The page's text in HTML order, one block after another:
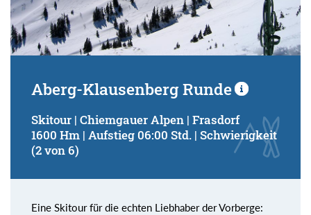
Aberg-Klausenberg Runde
Skitour | Chiemgauer Alpen | Frasdorf
1600 Hm | Aufstieg 06:00 Std. | Schwierigkeit
(2 von 6)
Eine Skitour für die echten Liebhaber der Vorberge: